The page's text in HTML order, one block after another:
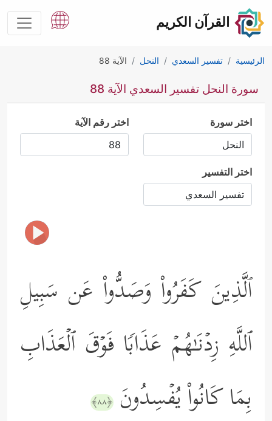
القرآن الكريم
الرئيسية تفسير السعدي النحل الآية 88
سورة النحل تفسير السعدي الآية 88
اختر سورة اختر رقم الآية
اختر التفسير
ٱلَّذِینَ كَفَرُواْ وَصَدُّواْ عَن سَبِیلِ
ٱللَّهِ زِدۡنَـٰهُمۡ عَذَابࣰا فَوۡقَ ٱلۡعَذَابِ
بِمَا كَانُواْ یُفۡسِدُونَ ﴿٨٨﴾